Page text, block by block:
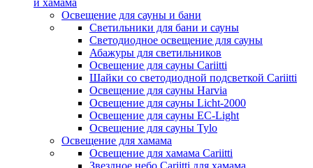
и хамама
Освещение для сауны и бани
Светильники для бани и сауны
Светодиодное освещение для сауны
Абажуры для светильников
Освещение для сауны Cariitti
Шайки со светодиодной подсветкой Cariitti
Освещение для сауны Harvia
Освещение для сауны Licht-2000
Освещение для сауны EC-Light
Освещение для сауны Tylo
Освещение для хамама
Освещение для хамама Cariitti
Звездное небо Cariitti для хамама